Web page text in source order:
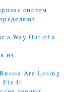
систем
a Way Out of a
из
Are Losing
Fix It